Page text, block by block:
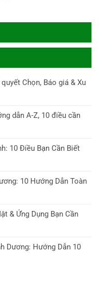
Chọn, Báo giá & Xu
dẫn A-Z, 10 điều cần
10 Điều Bạn Cần Biết
10 Hướng Dẫn Toàn
& Ứng Dụng Bạn Cần
Dương: Hướng Dẫn 10